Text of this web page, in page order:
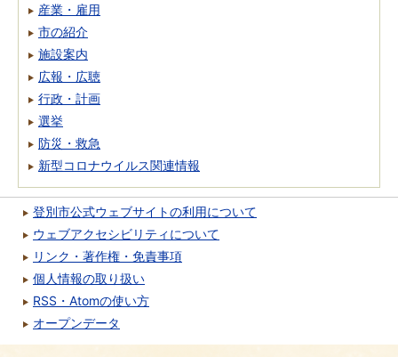
産業・雇用
市の紹介
施設案内
広報・広聴
行政・計画
選挙
防災・救急
新型コロナウイルス関連情報
登別市公式ウェブサイトの利用について
ウェブアクセシビリティについて
リンク・著作権・免責事項
個人情報の取り扱い
RSS・Atomの使い方
オープンデータ